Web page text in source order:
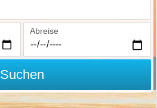
Abreise
Suchen